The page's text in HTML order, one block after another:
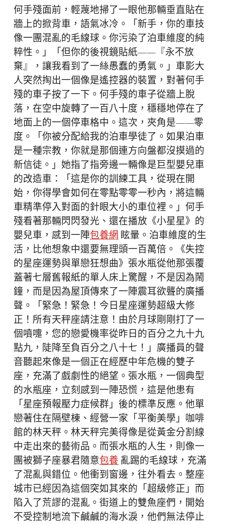
何手殘面前，輕蔑地掃了一眼他那輛垂直貼在
牆上的掀背車，語氣冰冷。「新手，你的車技
像一團混亂的毛線球。你污染了泊車維度的純
粹性。」「但你的後視鏡貼紙——『永不放
棄』，讓我看到了一絲愚蠢的勇氣。」車影大
人突然掏出一個像是遙控器的裝置，對著何手
殘的車子按了一下。何手殘的車子從牆上脫
落，在空中旋轉了一百八十度，穩穩地停在了
地面上的一個停車格中。這次，夾角是——零
度。「你被分配給我的泊車學徒了。如果泊車
是一種宗教，你就是那個連方向盤都沒摸過的
新信徒。」她指了指旁邊一輛像是巨型嬰兒車
的改造車：「這是你的訓練工具，從現在開
始，你得學會如何在零點零零一秒內，將這輛
車精準停入對面的針眼大小的車位裡。」何手
殘看著那輛閃閃發光、還在播放《小星星》的
嬰兒車，感到一陣包養網 眩暈。泊車維度的生
活，比他想象中還要無理頭一百萬倍。《失控
的星座運勢與單戀狂想曲》張水瓶從他那張覆
蓋著七層舊報紙的單人床上驚醒，不是因為鬧
鐘，而是因為屋頂傳來了一陣震耳欲聾的廣播
聲。「緊急！緊急！今日星座運勢超級大修
正！所有天秤座請注意！由於月球剛剛打了一
個噴嚏，您的戀愛機率從昨日的百分之九十九
點九，陡降至負百分之八十七！」廣播員的聲
音聽起來像是一個正在經歷中年危機的雙子
座，充滿了戲劇性的絕望。張水瓶，一個典型
的水瓶座，立刻感到一陣恐慌，這是他患有
「星座預報壓力症候群」後的標準反應。他單
戀著住在隔壁棟、經營一家「平衡美學」咖啡
館的林天秤。林天秤完美得像是從黃金分割線
中走出來的藝術品。而張水瓶的人生，則像一
團被獅子座暴君隨意包養 亂踢的毛線球，充滿
了混亂與錯位。他衝到窗邊，往外看去。整座
城市已經因為這個突如其來的「超級修正」而
陷入了荒謬的混亂。街道上的雙魚座們，開始
不受控制地流下鹹鹹的海水淚，他們無法停止